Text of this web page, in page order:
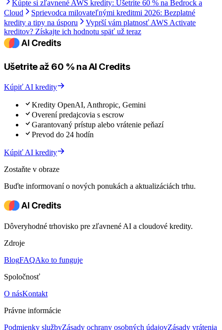
Kúpte si zľavnené AWS kredity: Ušetrite 60 % na Bedrock a
Cloud
Sprievodca milovateľnými kreditmi 2026: Bezplatné
kredity a tipy na úsporu
Vyprší vám platnosť AWS Activate
kreditov? Získajte ich hodnotu späť už teraz
Ušetrite až 60 % na AI Credits
Kúpiť AI kredity
Kredity OpenAI, Anthropic, Gemini
Overení predajcovia s escrow
Garantovaný prístup alebo vrátenie peňazí
Prevod do 24 hodín
Kúpiť AI kredity
Zostaňte v obraze
Buďte informovaní o nových ponukách a aktualizáciách trhu.
Dôveryhodné trhovisko pre zľavnené AI a cloudové kredity.
Zdroje
BlogFAQAko to funguje
Spoločnosť
O násKontakt
Právne informácie
Podmienky službyZásady ochrany osobných údajovZásady vrátenia